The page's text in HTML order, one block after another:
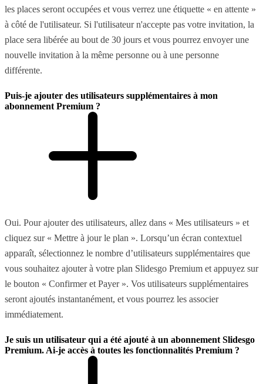
les places seront occupées et vous verrez une étiquette « en attente »
à côté de l'utilisateur. Si l'utilisateur n'accepte pas votre invitation, la
place sera libérée au bout de 30 jours et vous pourrez envoyer une
nouvelle invitation à la même personne ou à une personne
différente.
Puis-je ajouter des utilisateurs supplémentaires à mon
abonnement Premium ?
Oui. Pour ajouter des utilisateurs, allez dans « Mes utilisateurs » et
cliquez sur « Mettre à jour le plan ». Lorsqu’un écran contextuel
apparaît, sélectionnez le nombre d’utilisateurs supplémentaires que
vous souhaitez ajouter à votre plan Slidesgo Premium et appuyez sur
le bouton « Confirmer et Payer ». Vos utilisateurs supplémentaires
seront ajoutés instantanément, et vous pourrez les associer
immédiatement.
Je suis un utilisateur qui a été ajouté à un abonnement Slidesgo
Premium. Ai-je accès à toutes les fonctionnalités Premium ?